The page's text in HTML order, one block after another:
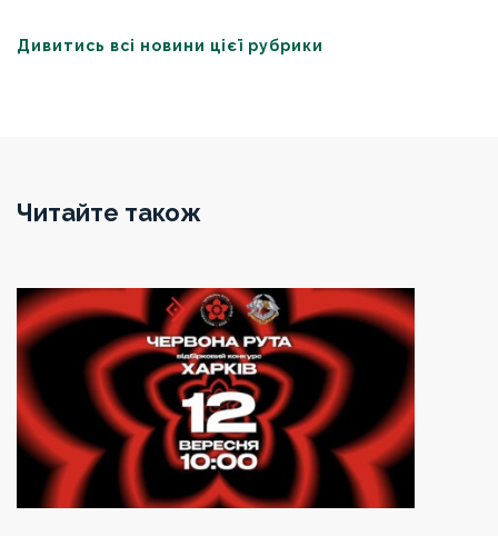
Дивитись всі новини цієї рубрики
Читайте також